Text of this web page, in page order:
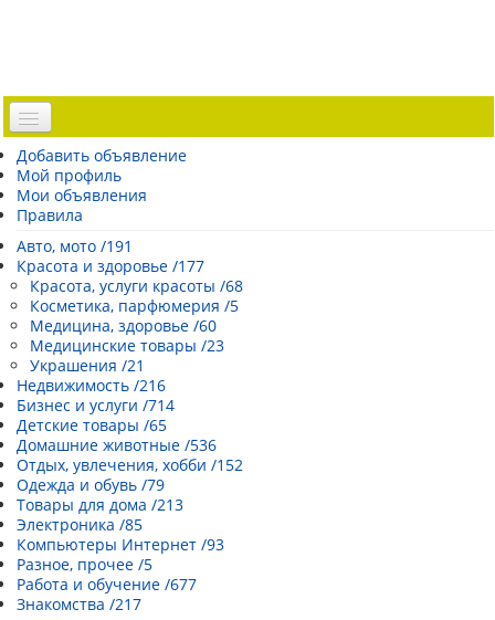
Доска объявлений
Погода Эстонии
Открытки
Каталог сайтов
| Регистрация |
Добавить объявление
Мой профиль
Мои объявления
Правила
Авто, мото /191
Красота и здоровье /177
Красота, услуги красоты /68
Косметика, парфюмерия /5
Медицина, здоровье /60
Медицинские товары /23
Украшения /21
Недвижимость /216
Бизнес и услуги /714
Детские товары /65
Домашние животные /536
Отдых, увлечения, хобби /152
Одежда и обувь /79
Товары для дома /213
Электроника /85
Компьютеры Интернет /93
Разное, прочее /5
Работа и обучение /677
Знакомства /217